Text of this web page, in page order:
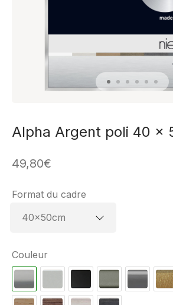
Alpha Argent poli 40 x
49,80€
Format du cadre
Couleur